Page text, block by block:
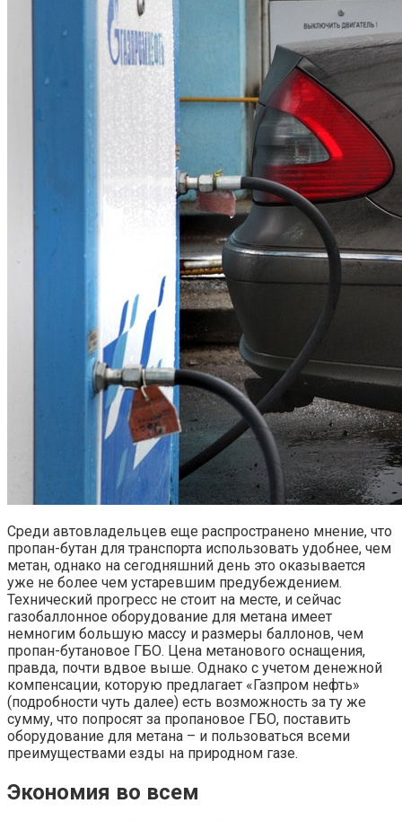
Среди автовладельцев еще распространено мнение, что
пропан-бутан для транспорта использовать удобнее, чем
метан, однако на сегодняшний день это оказывается
уже не более чем устаревшим предубеждением.
Технический прогресс не стоит на месте, и сейчас
газобаллонное оборудование для метана имеет
немногим большую массу и размеры баллонов, чем
пропан-бутановое ГБО. Цена метанового оснащения,
правда, почти вдвое выше. Однако с учетом денежной
компенсации, которую предлагает «Газпром нефть»
(подробности чуть далее) есть возможность за ту же
сумму, что попросят за пропановое ГБО, поставить
оборудование для метана – и пользоваться всеми
преимуществами езды на природном газе.
Экономия во всем